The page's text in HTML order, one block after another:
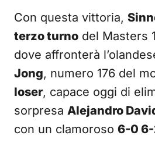
Con questa vittoria,
terzo turno del Masters
dove affronterà
Jong, numero 176 del
loser, capace oggi di
sorpresa Alejandro
con un clamoroso 6-0